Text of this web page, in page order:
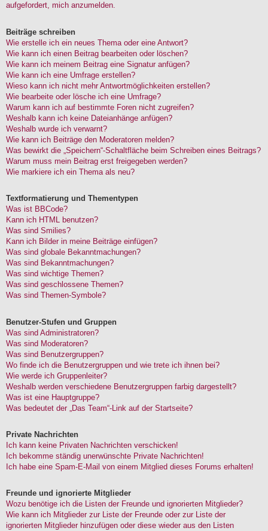
aufgefordert, mich anzumelden.
Beiträge schreiben
Wie erstelle ich ein neues Thema oder eine Antwort?
Wie kann ich einen Beitrag bearbeiten oder löschen?
Wie kann ich meinem Beitrag eine Signatur anfügen?
Wie kann ich eine Umfrage erstellen?
Wieso kann ich nicht mehr Antwortmöglichkeiten erstellen?
Wie bearbeite oder lösche ich eine Umfrage?
Warum kann ich auf bestimmte Foren nicht zugreifen?
Weshalb kann ich keine Dateianhänge anfügen?
Weshalb wurde ich verwarnt?
Wie kann ich Beiträge den Moderatoren melden?
Was bewirkt die „Speichern“-Schaltfläche beim Schreiben eines Beitrags?
Warum muss mein Beitrag erst freigegeben werden?
Wie markiere ich ein Thema als neu?
Textformatierung und Thementypen
Was ist BBCode?
Kann ich HTML benutzen?
Was sind Smilies?
Kann ich Bilder in meine Beiträge einfügen?
Was sind globale Bekanntmachungen?
Was sind Bekanntmachungen?
Was sind wichtige Themen?
Was sind geschlossene Themen?
Was sind Themen-Symbole?
Benutzer-Stufen und Gruppen
Was sind Administratoren?
Was sind Moderatoren?
Was sind Benutzergruppen?
Wo finde ich die Benutzergruppen und wie trete ich ihnen bei?
Wie werde ich Gruppenleiter?
Weshalb werden verschiedene Benutzergruppen farbig dargestellt?
Was ist eine Hauptgruppe?
Was bedeutet der „Das Team“-Link auf der Startseite?
Private Nachrichten
Ich kann keine Privaten Nachrichten verschicken!
Ich bekomme ständig unerwünschte Private Nachrichten!
Ich habe eine Spam-E-Mail von einem Mitglied dieses Forums erhalten!
Freunde und ignorierte Mitglieder
Wozu benötige ich die Listen der Freunde und ignorierten Mitglieder?
Wie kann ich Mitglieder zur Liste der Freunde oder zur Liste der
ignorierten Mitglieder hinzufügen oder diese wieder aus den Listen